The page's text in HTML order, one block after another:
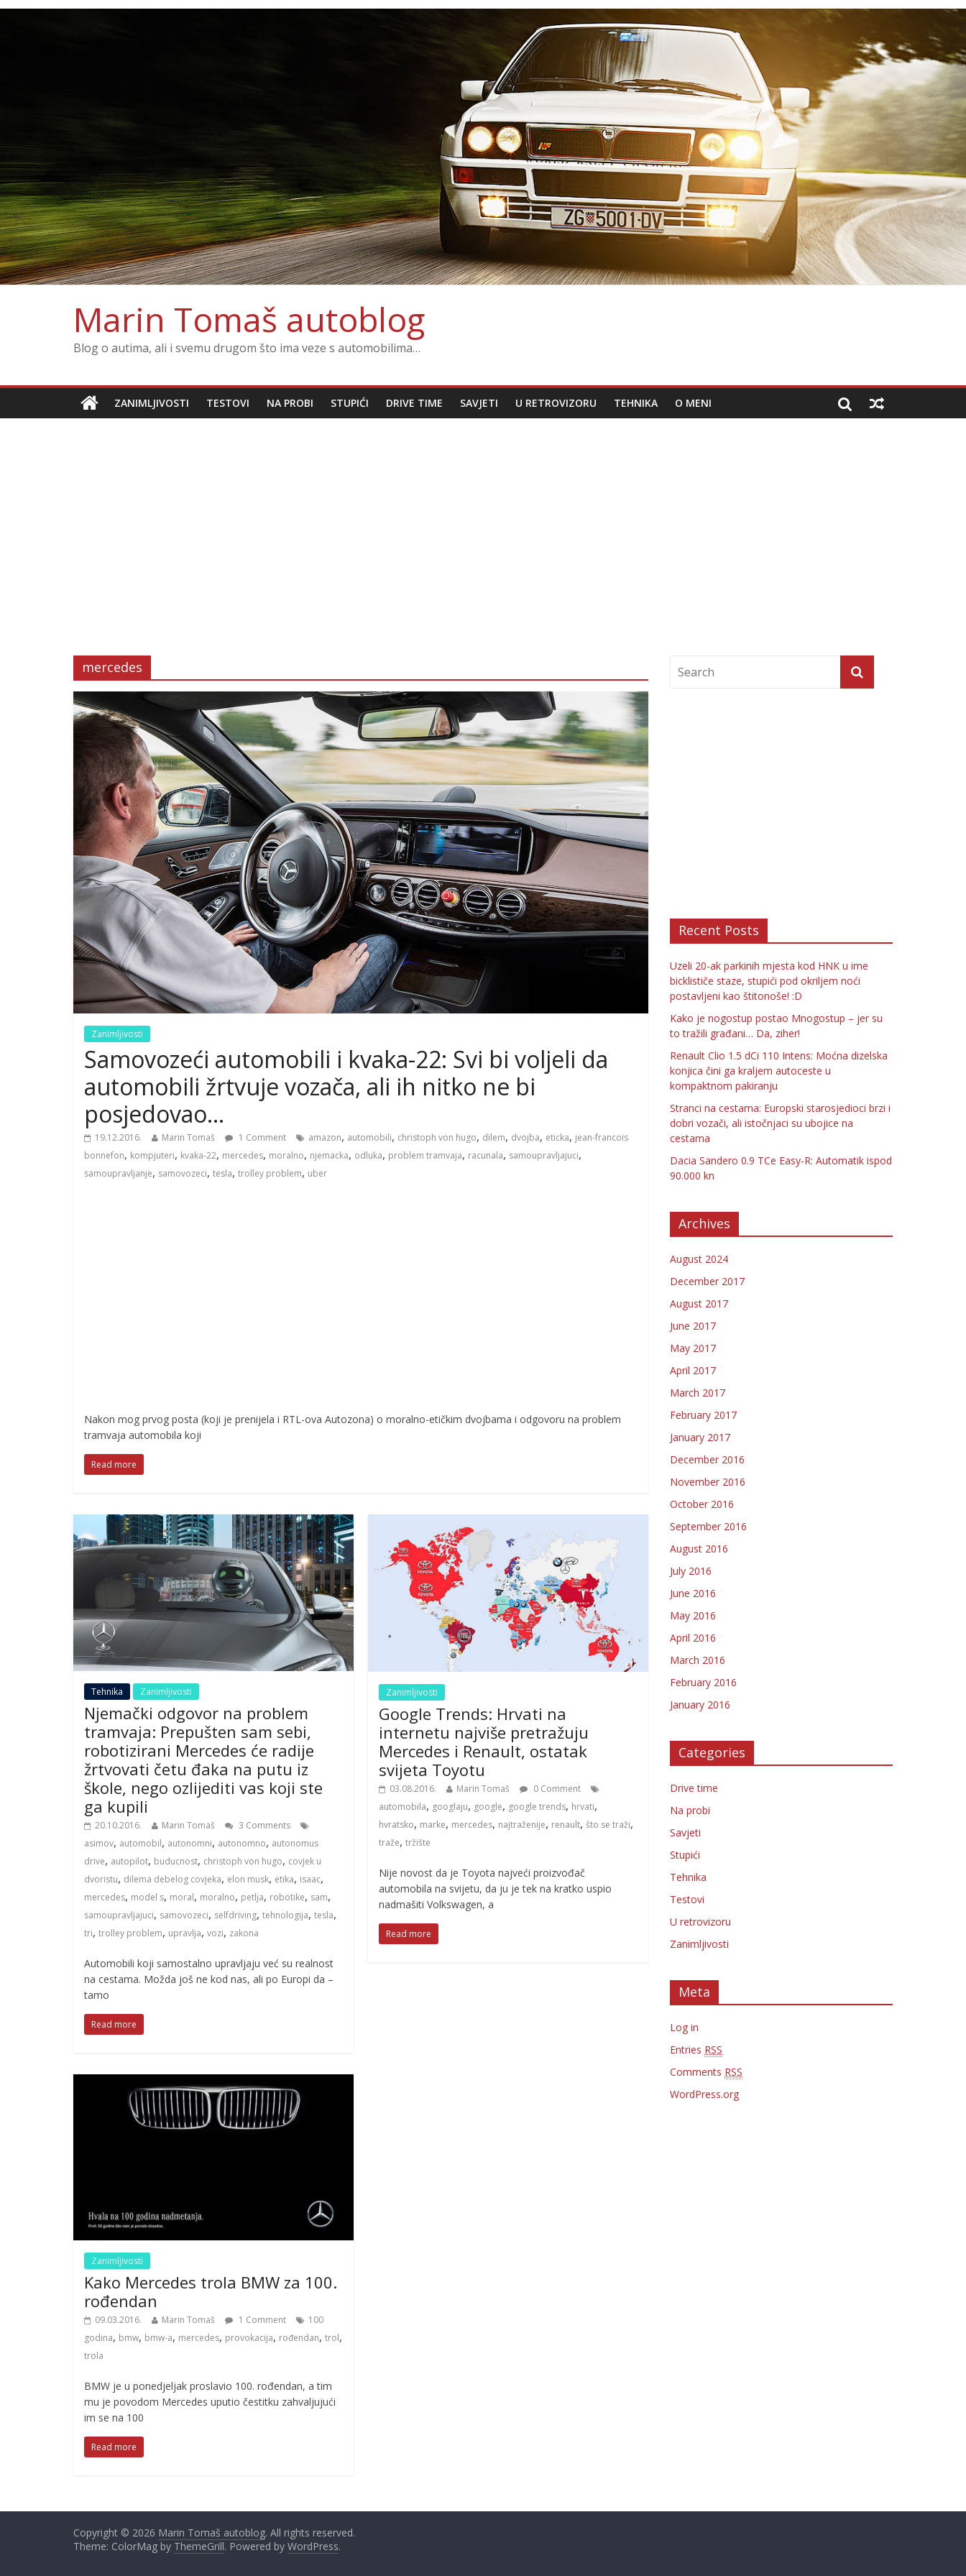
Marin Tomaš autoblog
Blog o autima, ali i svemu drugom što ima veze s automobilima…
ZANIMLJIVOSTI TESTOVI NA PROBI STUPIĆI DRIVE TIME SAVJETI U RETROVIZORU TEHNIKA O MENI
mercedes
Zanimljivosti
Samovozeći automobili i kvaka-22: Svi bi voljeli da
automobili žrtvuje vozača, ali ih nitko ne bi
posjedovao…
19.12.2016. Marin Tomaš 1 Comment amazon, automobili, christoph von hugo, dilem, dvojba, eticka, jean-francois
bonnefon, kompjuteri, kvaka-22, mercedes, moralno, njemacka, odluka, problem tramvaja, racunala, samoupravljajuci,
samoupravljanje, samovozeci, tesla, trolley problem, uber
Nakon mog prvog posta (koji je prenijela i RTL-ova Autozona) o moralno-etičkim dvojbama i odgovoru na problem
tramvaja automobila koji
Read more
Tehnika Zanimljivosti
Njemački odgovor na problem
tramvaja: Prepušten sam sebi,
robotizirani Mercedes će radije
žrtvovati četu đaka na putu iz
škole, nego ozlijediti vas koji ste
ga kupili
20.10.2016. Marin Tomaš
3 Comments
asimov, automobil, autonomni, autonomno, autonomus
drive, autopilot, buducnost, christoph von hugo, covjek u
dvoristu, dilema debelog covjeka, elon musk, etika, isaac,
mercedes, model s, moral, moralno, petlja, robotike, sam,
samoupravljajuci, samovozeci, selfdriving, tehnologija, tesla,
tri, trolley problem, upravlja, vozi, zakona
Automobili koji samostalno upravljaju već su realnost
na cestama. Možda još ne kod nas, ali po Europi da –
tamo
Read more
Zanimljivosti
Google Trends: Hrvati na
internetu najviše pretražuju
Mercedes i Renault, ostatak
svijeta Toyotu
03.08.2016. Marin Tomaš
0 Comment
automobila, googlaju, google, google trends, hrvati,
hvratsko, marke, mercedes, najtraženije, renault,što se traži,
traže,tržište
Nije novost da je Toyota najveći proizvođač
automobila na svijetu, da ju je tek na kratko uspio
nadmašiti Volkswagen, a
Read more
Zanimljivosti
Kako Mercedes trola BMW za 100.
rođendan
09.03.2016. Marin Tomaš 1 Comment
100
godina, bmw, bmw-a, mercedes, provokacija, rođendan, trol,
trola
BMW je u ponedjeljak proslavio 100. rođendan, a tim
mu je povodom Mercedes uputio čestitku zahvaljujući
im se na 100
Read more
Recent Posts
Uzeli 20-ak parkinih mjesta kod HNK u ime
bicklističe staze, stupići pod okriljem noći
postavljeni kao štitonoše! :D
Kako je nogostup postao Mnogostup – jer su
to tražili građani… Da, ziher!
Renault Clio 1.5 dCi 110 Intens: Moćna dizelska
konjica čini ga kraljem autoceste u
kompaktnom pakiranju
Stranci na cestama: Europski starosjedioci brzi i
dobri vozači, ali istočnjaci su ubojice na
cestama
Dacia Sandero 0.9 TCe Easy-R: Automatik ispod
90.000 kn
Archives
August 2024
December 2017
August 2017
June 2017
May 2017
April 2017
March 2017
February 2017
January 2017
December 2016
November 2016
October 2016
September 2016
August 2016
July 2016
June 2016
May 2016
April 2016
March 2016
February 2016
January 2016
Categories
Drive time
Na probi
Savjeti
Stupići
Tehnika
Testovi
U retrovizoru
Zanimljivosti
Meta
Log in
Entries RSS
Comments RSS
WordPress.org
Copyright © 2026 Marin Tomaš autoblog. All rights reserved.
Theme: ColorMag by ThemeGrill. Powered by WordPress.